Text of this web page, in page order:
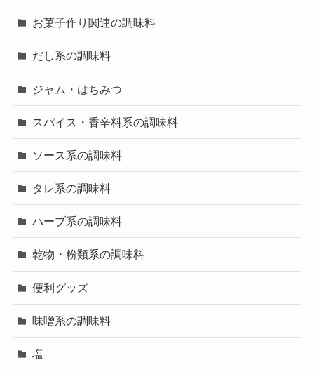
お菓子作り関連の調味料
だし系の調味料
ジャム・はちみつ
スパイス・香辛料系の調味料
ソース系の調味料
タレ系の調味料
ハーブ系の調味料
乾物・粉類系の調味料
便利グッズ
味噌系の調味料
塩